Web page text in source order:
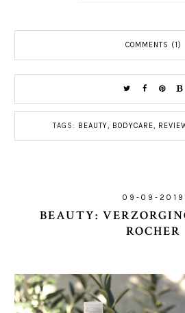
COMMENTS (1)
TAGS: BEAUTY, BODYCARE,
09-09-2019
BEAUTY:
ROCHER